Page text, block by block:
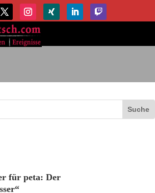
für peta: Der